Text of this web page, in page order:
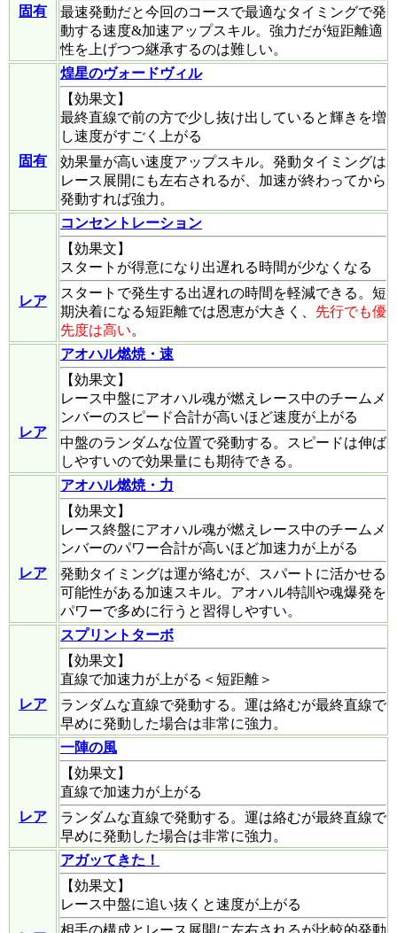
固有
最速発動だと今回のコースで最適なタイミングで発
動する速度&加速アップスキル。強力だが短距離適
性を上げつつ継承するのは難しい。
固有
煌星のヴォードヴィル
【効果文】
最終直線で前の方で少し抜け出していると輝きを増
し速度がすごく上がる
効果量が高い速度アップスキル。発動タイミングは
レース展開にも左右されるが、加速が終わってから
発動すれば強力。
レア
コンセントレーション
【効果文】
スタートが得意になり出遅れる時間が少なくなる
スタートで発生する出遅れの時間を軽減できる。短
期決着になる短距離では恩恵が大きく、 先行でも優
先度は高い。
レア
アオハル燃焼・速
【効果文】
レース中盤にアオハル魂が燃えレース中のチームメ
ンバーのスピード合計が高いほど速度が上がる
中盤のランダムな位置で発動する。スピードは伸ば
しやすいので効果量にも期待できる。
レア
アオハル燃焼・力
【効果文】
レース終盤にアオハル魂が燃えレース中のチームメ
ンバーのパワー合計が高いほど加速力が上がる
発動タイミングは運が絡むが、スパートに活かせる
可能性がある加速スキル。アオハル特訓や魂爆発を
パワーで多めに行うと習得しやすい。
レア
スプリントターボ
【効果文】
直線で加速力が上がる＜短距離＞
ランダムな直線で発動する。運は絡むが最終直線で
早めに発動した場合は非常に強力。
レア
一陣の風
【効果文】
直線で加速力が上がる
ランダムな直線で発動する。運は絡むが最終直線で
早めに発動した場合は非常に強力。
アガッてきた！
【効果文】
レース中盤に追い抜くと速度が上がる